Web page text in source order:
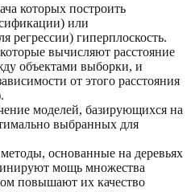
которых построить
или
гиперплоскость.
вычисляют расстояние
объектами выборки, и
от этого расстояния
моделей, базирующихся на
выбранных для
методы, основанные на деревьях
мощь множества
повышают их качество